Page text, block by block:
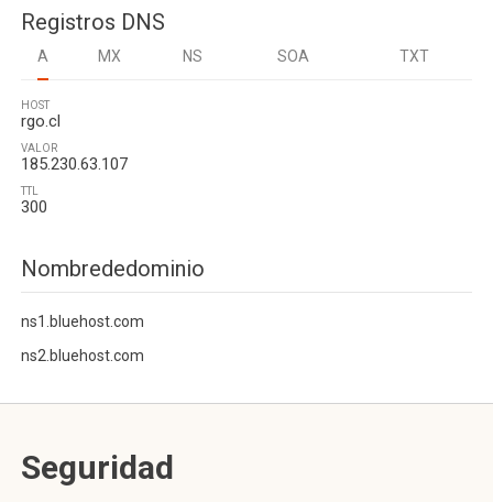
Registros DNS
A MX NS SOA TXT
HOST
rgo.cl
VALOR
185.230.63.107
TTL
300
Nombrededominio
ns1.bluehost.com
ns2.bluehost.com
Seguridad